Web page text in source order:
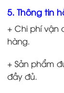
5. Thông tin
+ Chi phí vận
hàng.
+ Sản phẩm
đầy đủ.